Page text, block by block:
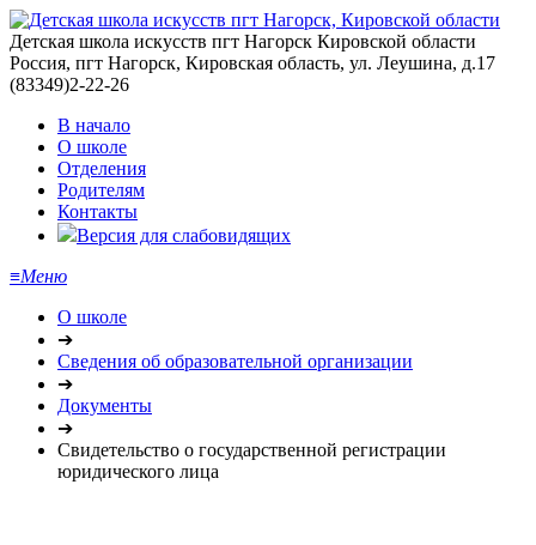
Детская школа искусств пгт Нагорск Кировской области
Россия, пгт Нагорск, Кировская область, ул. Леушина, д.17
(83349)2-22-26
В начало
О школе
Отделения
Родителям
Контакты
Версия для слабовидящих
≡Меню
О школе
➔
Сведения об образовательной организации
➔
Документы
➔
Свидетельство о государственной регистрации
юридического лица